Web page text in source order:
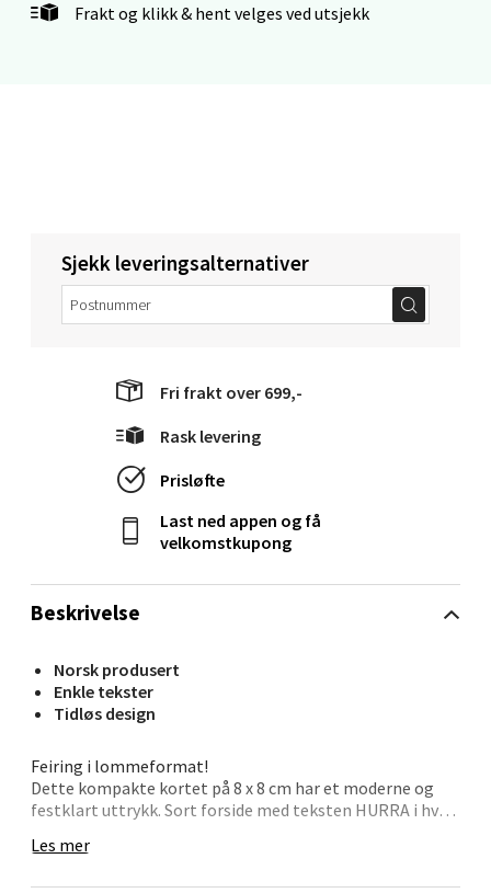
Frakt og klikk & hent velges ved utsjekk
Beskrivelse
Norsk produsert
Enkle tekster
Tidløs design
Feiring i lommeformat!
Dette kompakte kortet på 8 x 8 cm har et moderne og
festklart uttrykk. Sort forside med teksten HURRA i hvitt
hverdagsglede. Den blanke baksiden gir rom for egne ord
Les mer
Sjekk leveringsalternativer
Fri frakt over 699,-
Rask levering
Prisløfte
Last ned appen og få
velkomstkupong
Mandal - Alti Mandal
Mo i Rana - Thon Senter Mo i
Fridtjof Nansensgate 22, 8622 Mo i Rana
Ålesund - Thon Senter Moa
Langelandsvegen 25, 6010 Ålesund
Åpent i dag 10-20
Velg